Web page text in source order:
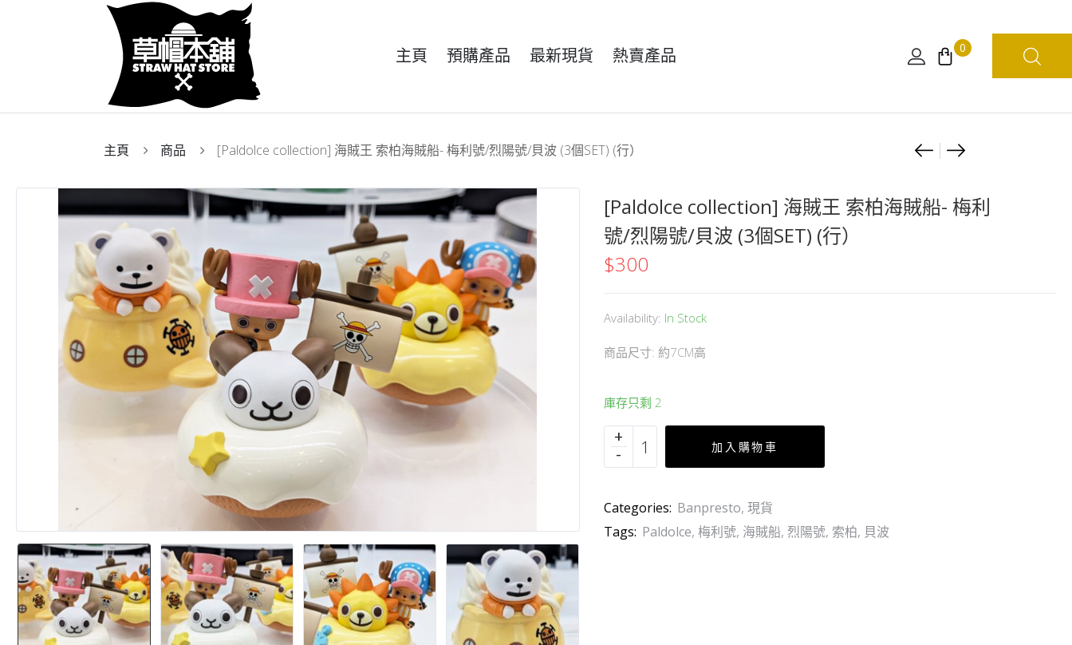
主頁 預購產品 最新現貨 熱賣產品 0
主頁 商品 [Paldolce collection] 海賊王 索柏海賊船- 梅利號/烈陽號/貝波 (3個SET) (行）
Product
海
王
MAXIMATIC
[12
預
定]
[Paldolce collection] 海賊王 索柏海賊船- 梅利
號/烈陽號/貝波 (3個SET) (行）
$300
Availability: In Stock
商品尺寸: 約7CM高
庫存只剩 2
加入購物車
Categories: Banpresto, 現貨
Tags: Paldolce, 梅利號, 海賊船, 烈陽號, 索柏, 貝波